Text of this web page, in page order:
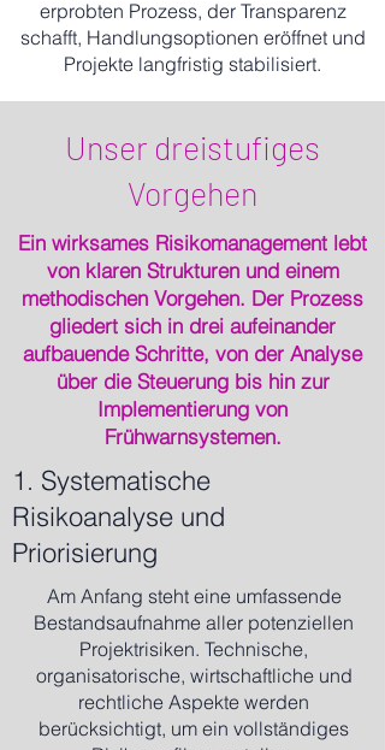
erprobten Prozess, der Transparenz
schafft, Handlungsoptionen eröffnet und
Projekte langfristig stabilisiert.
Unser dreistufiges
Vorgehen
Ein wirksames Risikomanagement lebt
von klaren Strukturen und einem
methodischen Vorgehen. Der Prozess
gliedert sich in drei aufeinander
aufbauende Schritte, von der Analyse
über die Steuerung bis hin zur
Implementierung von
Frühwarnsystemen.
1. Systematische
Risikoanalyse und
Priorisierung
Am Anfang steht eine umfassende
Bestandsaufnahme aller potenziellen
Projektrisiken. Technische,
organisatorische, wirtschaftliche und
rechtliche Aspekte werden
berücksichtigt, um ein vollständiges